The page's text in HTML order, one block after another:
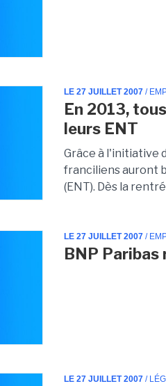
LE 27 JUILLET 2007 /
En 2013,
leurs ENT
Grâce à l'initiative
franciliens auront
(ENT). Dès la
LE 27 JUILLET 2007 /
BNP
LE 27 JUILLET 2007 /